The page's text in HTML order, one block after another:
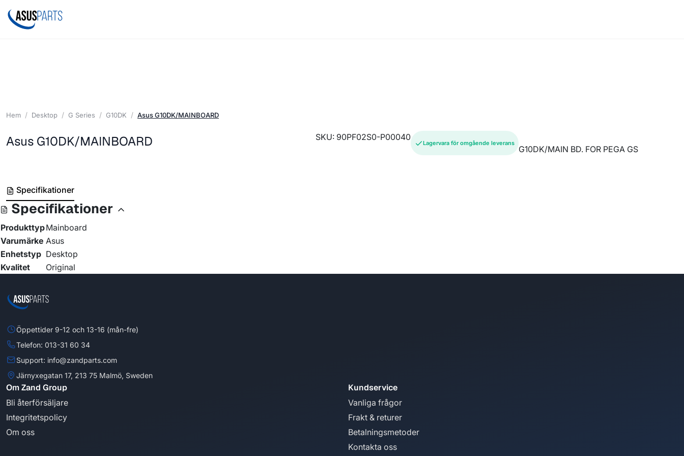
Hem Desktop G Series G10DK Asus G10DK/MAINBOARD
Asus G10DK/MAINBOARD SKU: 90PF02S0-P00040
Lagervara för omgående leverans
G10DK/MAIN BD. FOR PEGA GS
Specifikationer
Specifikationer
ProdukttypMainboard
Varumärke Asus
Enhetstyp Desktop
Kvalitet
Original
Öppettider 9-12 och 13-16 (mån-fre)
Telefon: 013-31 60 34
Support: info@zandparts.com
Järnyxegatan 17, 213 75 Malmö, Sweden
Om Zand Group
Bli återförsäljare
Integritetspolicy
Om oss
Kundservice
Vanliga frågor
Frakt & returer
Betalningsmetoder
Kontakta oss